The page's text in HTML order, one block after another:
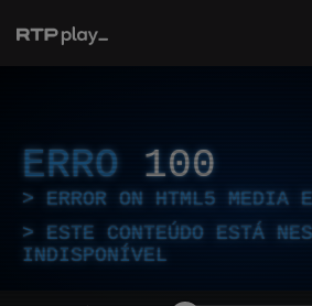
ERRO 100
ERROR ON HTML5 MEDIA
ESTE CONTEÚDO ESTÁ
INDISPONÍVEL